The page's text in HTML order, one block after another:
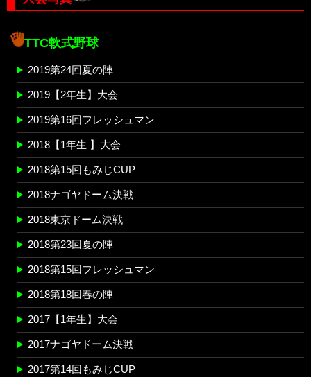
TTC軟式野球
2019第24回夏の陣
2019【2年生】大会
2019第16回フレッシュマン
2018【1年生 】大会
2018第15回もみじCUP
2018ナゴヤドーム決戦
2018東京ドーム決戦
2018第23回夏の陣
2018第15回フレッシュマン
2018第18回春の陣
2017【1年生】大会
2017ナゴヤドーム決戦
2017第14回もみじCUP